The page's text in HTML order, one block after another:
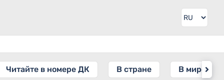
Читайте в номере ДК В стране В мире